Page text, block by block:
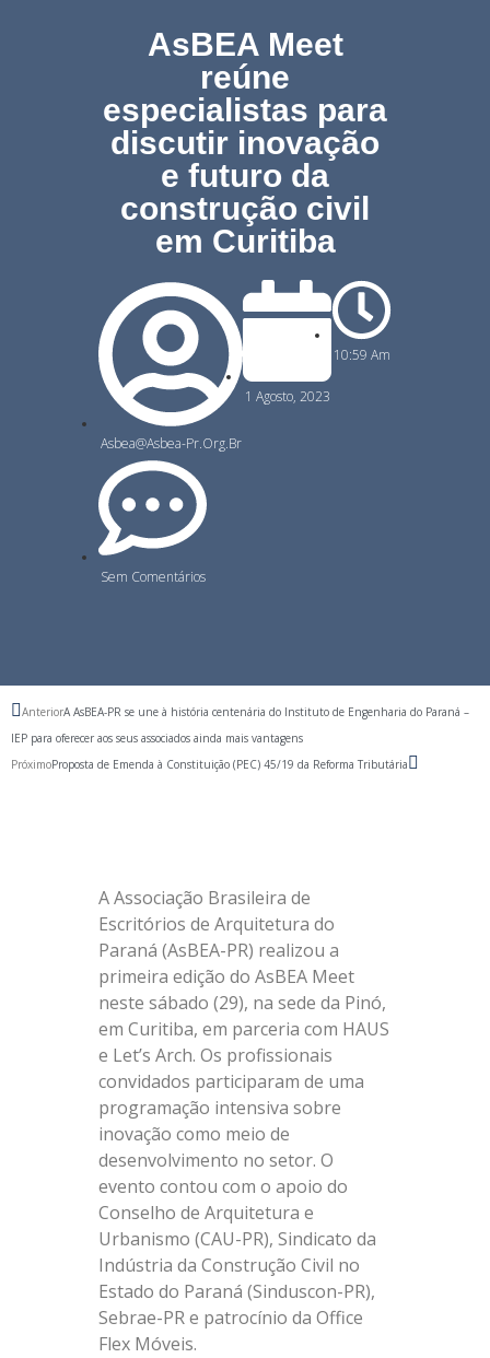
AsBEA Meet
reúne
especialistas para
discutir inovação
e futuro da
construção civil
em Curitiba
Asbea@asbea-Pr.org.br
1 Agosto, 2023
10:59 Am
Sem Comentários
AnteriorA AsBEA-PR se une à história centenária do Instituto de Engenharia do Paraná –
IEP para oferecer aos seus associados ainda mais vantagens
PróximoProposta de Emenda à Constituição (PEC) 45/19 da Reforma Tributária
A Associação Brasileira de
Escritórios de Arquitetura do
Paraná (AsBEA-PR) realizou a
primeira edição do AsBEA Meet
neste sábado (29), na sede da Pinó,
em Curitiba, em parceria com HAUS
e Let’s Arch. Os profissionais
convidados participaram de uma
programação intensiva sobre
inovação como meio de
desenvolvimento no setor. O
evento contou com o apoio do
Conselho de Arquitetura e
Urbanismo (CAU-PR), Sindicato da
Indústria da Construção Civil no
Estado do Paraná (Sinduscon-PR),
Sebrae-PR e patrocínio da Office
Flex Móveis.